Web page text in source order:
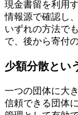
現金書留を利用
情報源で確認し
いずれの方法で
で、後から寄付
少額分散とい
一つの団体に大
信頼できる団体